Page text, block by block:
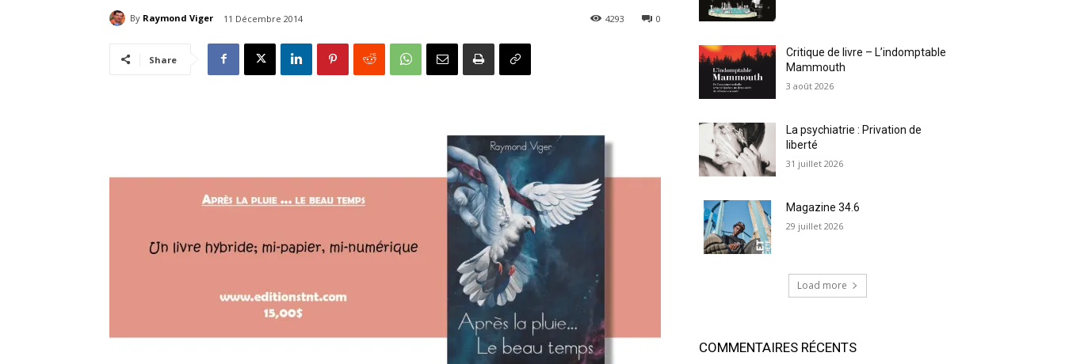
By Raymond Viger 11 Décembre 2014 0
4293
Share
Critique de livre – L’indomptable
Mammouth
3 août 2026
La psychiatrie : Privation de
liberté
31 juillet 2026
Magazine 34.6
29 juillet 2026
Load more
COMMENTAIRES RÉCENTS